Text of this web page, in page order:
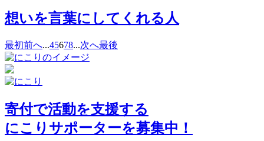
想いを言葉にしてくれる人
最初前へ...45678...次へ最後
寄付で活動を支援する
にこりサポーターを募集中！